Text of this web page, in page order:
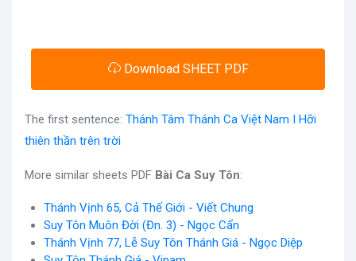
Download SHEET PDF
The first sentence: Thánh Tâm Thánh Ca Việt Nam I Hỡi
thiên thần trên trời
More similar sheets PDF Bài Ca Suy Tôn:
Thánh Vịnh 65, Cả Thế Giới - Viết Chung
Suy Tôn Muôn Đời (Đn. 3) - Ngọc Cẩn
Thánh Vịnh 77, Lễ Suy Tôn Thánh Giá - Ngọc Diệp